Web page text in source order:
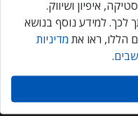
איפיון ושיווק.
למידע נוסף בנושא
הללו, ראו את מדיניות
.